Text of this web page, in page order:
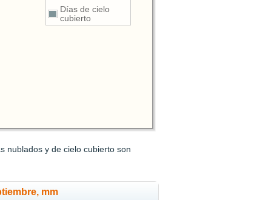
Días de cielo
cubierto
nublados y de cielo cubierto son
mm